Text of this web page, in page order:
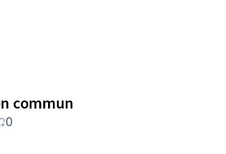
commun
0